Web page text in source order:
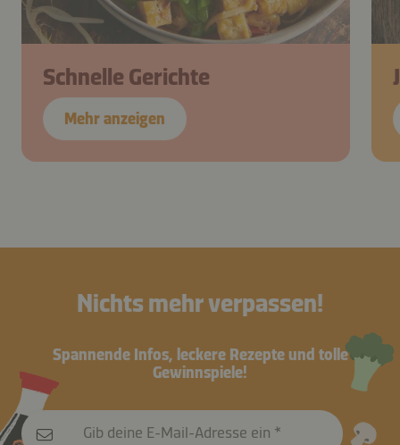
Schnelle Gerichte
Mehr anzeigen
Nichts mehr verpassen!
Spannende Infos, leckere Rezepte und tolle
Gewinnspiele!
Gib deine E-Mail-Adresse ein